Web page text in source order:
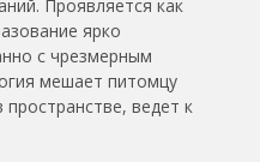
Проявляется как
ярко
с чрезмерным
мешает питомцу
ведет к